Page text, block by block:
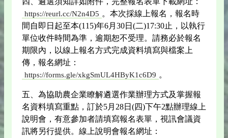
https://reurl.cc/N2n4D5 。本次採線上報名，報名時
間自即日起至本(115)年6月30日(二)17:30止，以執行
單位收件時間為準，逾期恕不受理。請務必於報名
期限內，以線上報名方式完成資料填寫與檔案上
傳，報名網址：
https://forms.gle/xkgSmUL4HByK1c6D9 。
五、為協助農企業瞭解遴選作業辦理方式及掌握報
名資料填寫重點，訂於5月28日(四)下午2點辦理線上
說明會，有意參加者請填寫報名表單，視訊會議資
訊將另行提供。線上說明會報名網址：